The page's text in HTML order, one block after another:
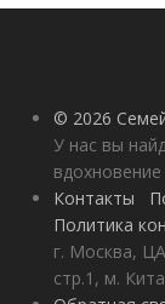
© 2026
У нас вы
Контакты
Политика
г. Москва,
стр.1, м.